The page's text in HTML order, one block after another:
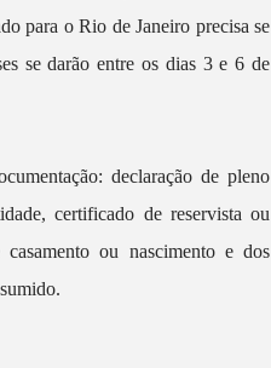
para o Rio de Janeiro precisa se
se darão entre os dias 3 e 6 de
declaração de pleno
certificado de reservista ou
ou nascimento e dos